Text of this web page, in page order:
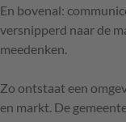
En bovenal:
versnipperd naar de
meedenken.
Zo ontstaat een
en markt. De